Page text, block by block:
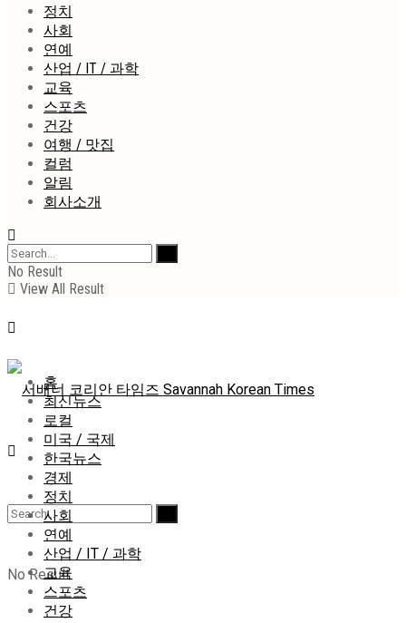
정치
사회
연예
산업 / IT / 과학
교육
스포츠
건강
여행 / 맛집
컬럼
알림
회사소개
No Result
View All Result
No Result
홈
최신뉴스
로컬
미국 / 국제
한국뉴스
경제
정치
사회
연예
산업 / IT / 과학
교육
스포츠
건강